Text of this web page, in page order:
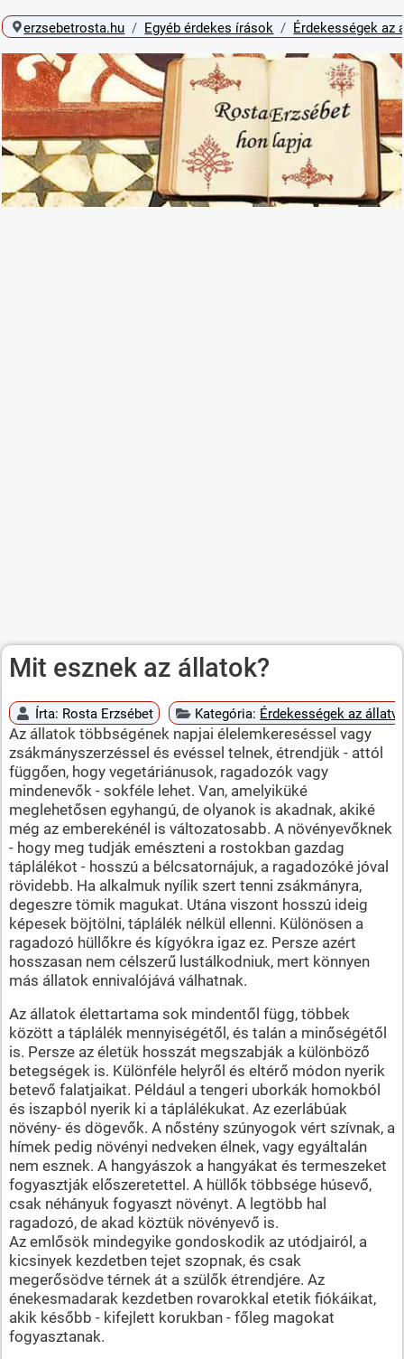
erzsebetrosta.hu Egyéb érdekes írások Érdekességek az
Mit esznek az állatok?
Írta: Rosta Erzsébet Kategória: Érdekességek az
Az állatok többségének napjai élelemkereséssel vagy
zsákmányszerzéssel és evéssel telnek, étrendjük - attól
függően, hogy vegetáriánusok, ragadozók vagy
mindenevők - sokféle lehet. Van, amelyiküké
meglehetősen egyhangú, de olyanok is akadnak, akiké
még az emberekénél is változatosabb. A növényevőknek
- hogy meg tudják emészteni a rostokban gazdag
táplálékot - hosszú a bélcsatornájuk, a ragadozóké jóval
rövidebb. Ha alkalmuk nyílik szert tenni zsákmányra,
degeszre tömik magukat. Utána viszont hosszú ideig
képesek böjtölni, táplálék nélkül ellenni. Különösen a
ragadozó hüllőkre és kígyókra igaz ez. Persze azért
hosszasan nem célszerű lustálkodniuk, mert könnyen
más állatok ennivalójává válhatnak.
Az állatok élettartama sok mindentől függ, többek
között a táplálék mennyiségétől, és talán a minőségétől
is. Persze az életük hosszát megszabják a különböző
betegségek is. Különféle helyről és eltérő módon nyerik
betevő falatjaikat. Például a tengeri uborkák homokból
és iszapból nyerik ki a táplálékukat. Az ezerlábúak
növény- és dögevők. A nőstény szúnyogok vért szívnak, a
hímek pedig növényi nedveken élnek, vagy egyáltalán
nem esznek. A hangyászok a hangyákat és termeszeket
fogyasztják előszeretettel. A hüllők többsége húsevő,
csak néhányuk fogyaszt növényt. A legtöbb hal
ragadozó, de akad köztük növényevő is.
Az emlősök mindegyike gondoskodik az utódjairól, a
kicsinyek kezdetben tejet szopnak, és csak
megerősödve térnek át a szülők étrendjére. Az
énekesmadarak kezdetben rovarokkal etetik fiókáikat,
akik később - kifejlett korukban - főleg magokat
fogyasztanak.